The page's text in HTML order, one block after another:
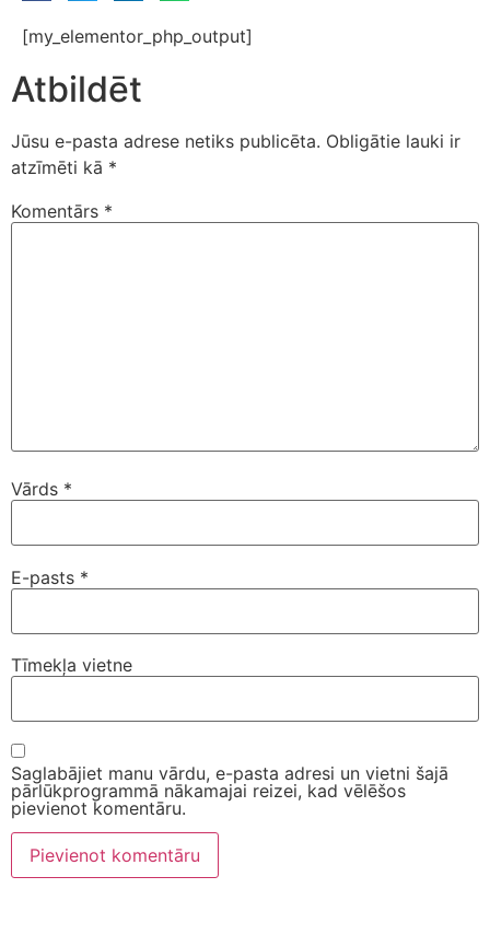
[my_elementor_php_output]
Atbildēt
Jūsu e-pasta adrese netiks publicēta. Obligātie lauki ir
atzīmēti kā *
Komentārs *
Vārds *
E-pasts *
Tīmekļa vietne
Saglabājiet manu vārdu, e-pasta adresi un vietni šajā
pārlūkprogrammā nākamajai reizei, kad vēlēšos
pievienot komentāru.